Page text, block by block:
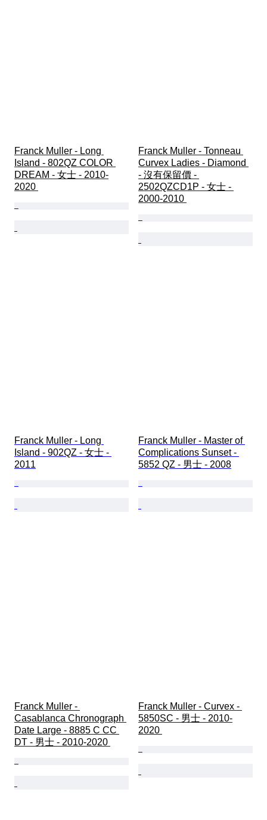
Franck Muller - Long
Island - 802QZ COLOR
DREAM - 女士 - 2010-
2020
Franck Muller - Tonneau
Curvex Ladies - Diamond
- 沒有保留價 -
2502QZCD1P - 女士 -
2000-2010
Franck Muller - Long
Island - 902QZ - 女士 -
2011
Franck Muller - Master of
Complications Sunset -
5852 QZ - 男士 - 2008
Franck Muller -
Casablanca Chronograph
Date Large - 8885 C CC
DT - 男士 - 2010-2020
Franck Muller - Curvex -
5850SC - 男士 - 2010-
2020